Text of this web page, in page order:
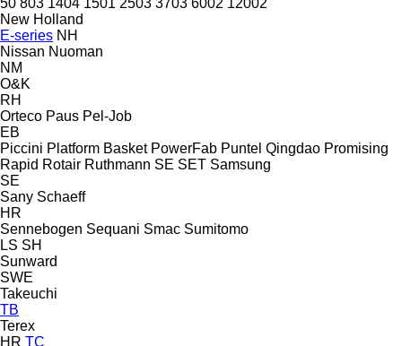
New Holland
E-series NH
Nissan Nuoman
NM
O&K
RH
Orteco Paus Pel-Job
EB
Piccini Platform Basket PowerFab Puntel Qingdao Promising
Rapid Rotair Ruthmann SE SET Samsung
SE
Sany Schaeff
HR
Sennebogen Sequani Smac Sumitomo
LS SH
Sunward
SWE
Takeuchi
TB
Terex
HR TC